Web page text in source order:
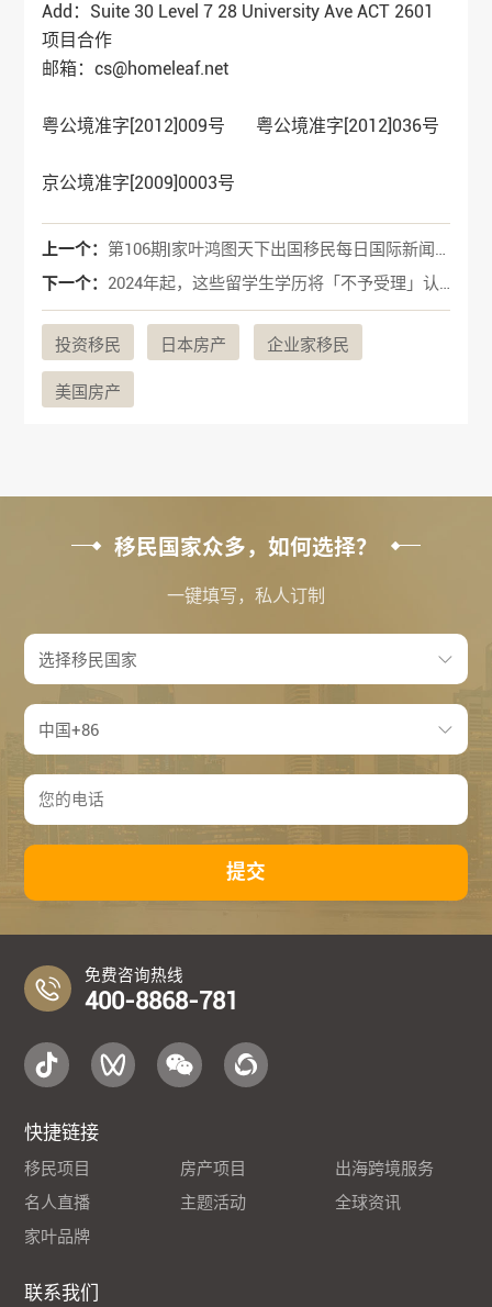
Add：Suite 30 Level 7 28 University Ave ACT 2601
项目合作
邮箱：cs@homeleaf.net
粤公境准字[2012]009号 粤公境准字[2012]036号
京公境准字[2009]0003号
上一个：
第106期|家叶鸿图天下出国移民每日国际新闻分享
下一个：
2024年起，这些留学生学历将「不予受理」认证！
投资移民 日本房产 企业家移民
美国房产
移民国家众多，如何选择？
一键填写，私人订制
提交
免费咨询热线
400-8868-781
快捷链接
移民项目 房产项目
出海跨境服务
名人直播
主题活动
全球资讯
家叶品牌
联系我们